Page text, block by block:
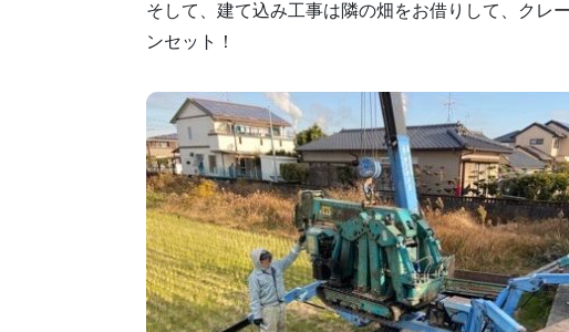
そして、建て込み工事は隣の畑をお借りして、クレ
ンセット！